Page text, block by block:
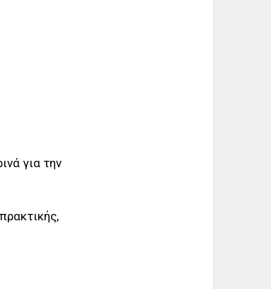
για την